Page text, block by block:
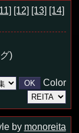
[12] [13] [14]
)
Color
by monoreita